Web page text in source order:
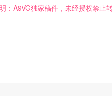
：A9VG独家稿件，未经授权禁止